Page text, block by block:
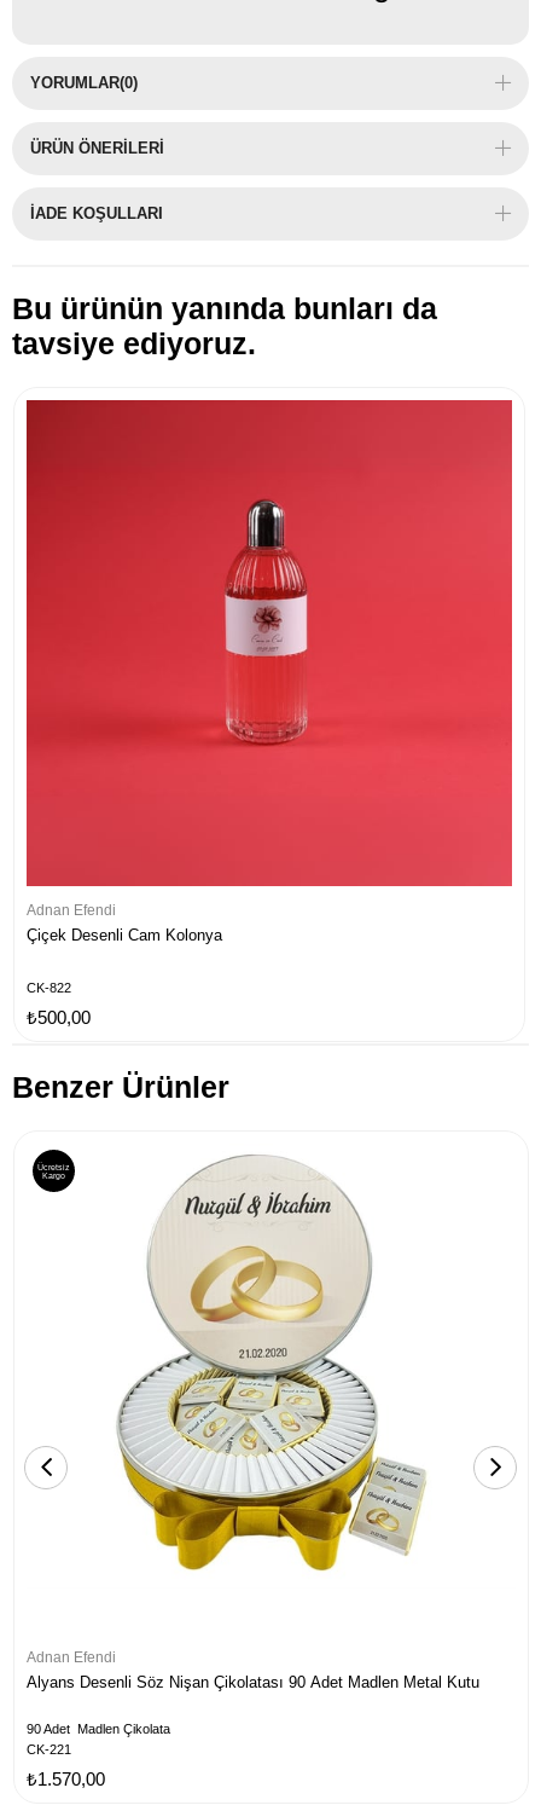
YORUMLAR(0)
ÜRÜN ÖNERILERI
İADE KOŞULLARI
Bu ürünün yanında bunları da
tavsiye ediyoruz.
Adnan Efendi
Çiçek Desenli Cam Kolonya
CK-822
₺500,00
Benzer Ürünler
Adnan Efendi
Alyans Desenli Söz Nişan Çikolatası 90 Adet Madlen Metal Kutu
90 Adet Madlen Çikolata
CK-221
₺1.570,00
Ücretsiz
Kargo